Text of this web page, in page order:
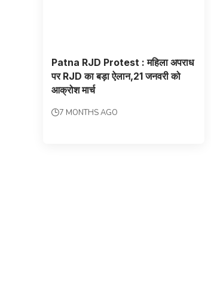
Patna RJD Protest : महिला अपराध
पर RJD का बड़ा ऐलान,21 जनवरी को
आक्रोश मार्च
7 MONTHS AGO